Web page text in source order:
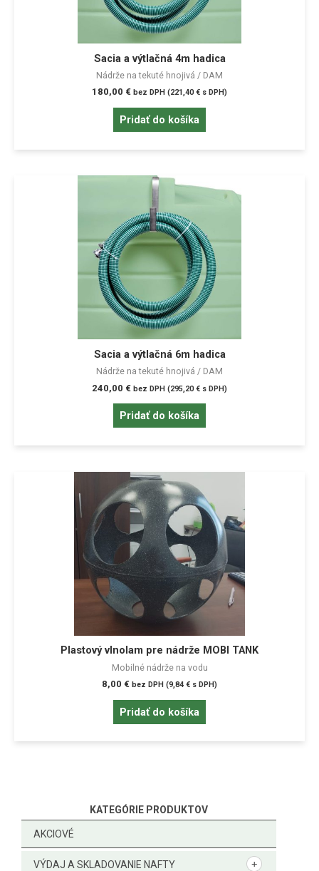
KATEGÓRIE PRODUKTOV
AKCIOVÉ
VÝDAJ A SKLADOVANIE NAFTY
Sacia a výtlačná 4m hadica
Nádrže na tekuté hnojivá / DAM
180,00 € bez DPH (221,40€ s DPH)
Pridať do košíka
Sacia a výtlačná 6m hadica
Nádrže na tekuté hnojivá / DAM
240,00 € bez DPH (295,20€ s DPH)
Pridať do košíka
Plastový vlnolam pre nádrže MOBI TANK
Mobilné nádrže na vodu
8,00 € bez DPH (9,84 € s DPH)
Pridať do košíka